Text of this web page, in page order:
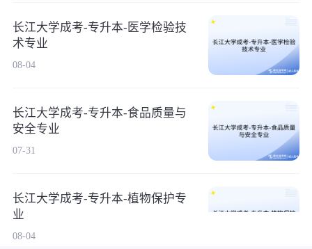
长江大学成考-专升本-医学检验技
术专业
08-04
长江大学成考-专升本-食品质量与
安全专业
07-31
长江大学成考-专升本-植物保护专
业
08-04